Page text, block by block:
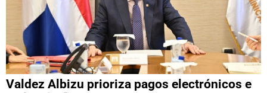
Valdez Albizu prioriza pagos electrónicos e